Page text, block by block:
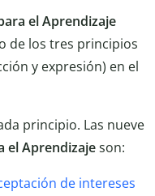
el Aprendizaje
de los tres principios
y expresión) en el
principio. Las nueve
el Aprendizajeson:
de intereses